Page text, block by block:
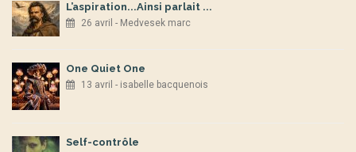
L’aspiration...Ainsi parlait ...
26 avril - Medvesek marc
One Quiet One
13 avril - isabelle bacquenois
Self-contrôle